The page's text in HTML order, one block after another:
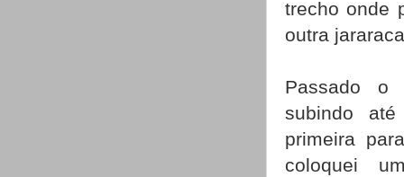
trecho onde
outra
Passado o
subindo
primeira
coloquei